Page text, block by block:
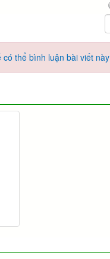
thể bình luận bài viết này